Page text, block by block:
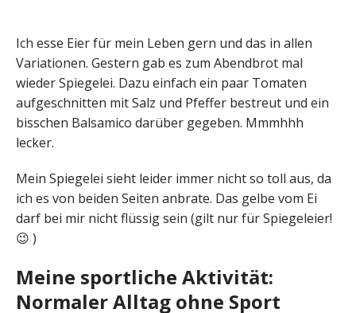
Ich esse Eier für mein Leben gern und das in allen
Variationen. Gestern gab es zum Abendbrot mal
wieder Spiegelei. Dazu einfach ein paar Tomaten
aufgeschnitten mit Salz und Pfeffer bestreut und ein
bisschen Balsamico darüber gegeben. Mmmhhh
lecker.
Mein Spiegelei sieht leider immer nicht so toll aus, da
ich es von beiden Seiten anbrate. Das gelbe vom Ei
darf bei mir nicht flüssig sein (gilt nur für Spiegeleier!
😉 )
Meine sportliche Aktivität:
Normaler Alltag ohne Sport